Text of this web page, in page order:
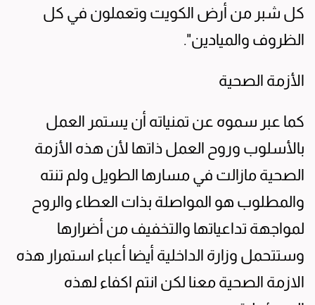
كل شبر من أرض الكويت وتعملون في كل
الظروف والميادين".
الأزمة الصحية
كما عبر سموه عن تمنياته أن يستمر العمل
بالأسلوب وروح العمل ذاتها لأن هذه الأزمة
الصحية مازالت في مسارها الطويل ولم تنته
والمطلوب هو المواصلة بذات العطاء والروح
لمواجهة تداعياتها والتخفيف من أضرارها
وستتحمل وزارة الداخلية أيضا أعباء استمرار هذه
الازمة الصحية معنا لكن انتم اكفاء لهذه